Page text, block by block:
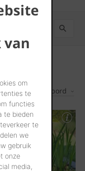
om
te
functies
te bieden
te
we
gebruik
onze
media,
récents d'abord